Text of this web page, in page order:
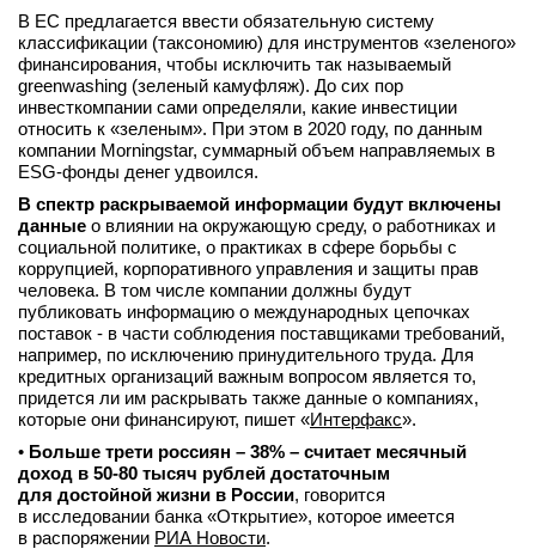
В ЕС предлагается ввести обязательную систему
классификации (таксономию) для инструментов «зеленого»
финансирования, чтобы исключить так называемый
greenwashing (зеленый камуфляж). До сих пор
инвесткомпании сами определяли, какие инвестиции
относить к «зеленым». При этом в 2020 году, по данным
компании Morningstar, суммарный объем направляемых в
ESG-фонды денег удвоился.
В спектр раскрываемой информации будут включены
данные о влиянии на окружающую среду, о работниках и
социальной политике, о практиках в сфере борьбы с
коррупцией, корпоративного управления и защиты прав
человека. В том числе компании должны будут
публиковать информацию о международных цепочках
поставок - в части соблюдения поставщиками требований,
например, по исключению принудительного труда. Для
кредитных организаций важным вопросом является то,
придется ли им раскрывать также данные о компаниях,
которые они финансируют, пишет «Интерфакс».
• Больше трети россиян – 38% – считает месячный
доход в 50-80 тысяч рублей достаточным
для достойной жизни в России, говорится
в исследовании банка «Открытие», которое имеется
в распоряжении РИА Новости.